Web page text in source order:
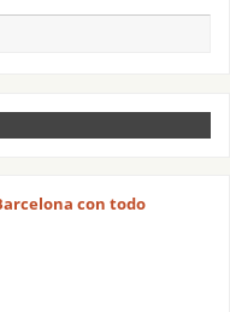
con todo